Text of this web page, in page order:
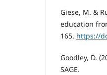
Giese, M. &
education
165. https://
Goodley, D.
SAGE.